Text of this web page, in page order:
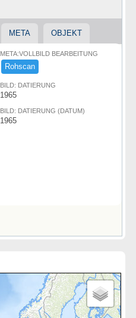
META OBJEKT
META:VOLLBILD BEARBEITUNG
Rohscan
BILD: DATIERUNG
1965
BILD: DATIERUNG (DATUM)
1965